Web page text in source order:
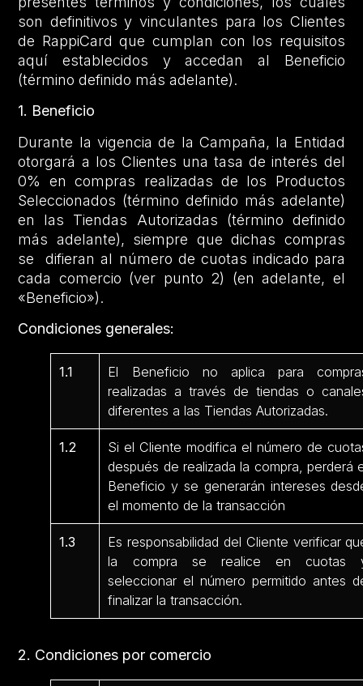
son definitivos y vinculantes para los Clientes
de RappiCard que cumplan con los requisitos
aquí establecidos y accedan al Beneficio
(término definido más adelante).
1. Beneficio
Durante la vigencia de la Campaña, la Entidad
otorgará a los Clientes una tasa de interés del
0% en compras realizadas de los Productos
Seleccionados (término definido más adelante)
en las Tiendas Autorizadas (término definido
más adelante), siempre que dichas compras
se difieran al número de cuotas indicado para
cada comercio (ver punto 2) (en adelante, el
«Beneficio»).
Condiciones generales:
1.1
El Beneficio no aplica para
realizadas a través de tiendas o
diferentes a las Tiendas Autorizadas.
1.2
Si el Cliente modifica el número de
después de realizada la compra, perderá
Beneficio y se generarán intereses
el momento de la transacción
1.3
Es responsabilidad del Cliente verificar
la compra se realice en cuotas
seleccionar el número permitido antes
finalizar la transacción.
2. Condiciones por comercio